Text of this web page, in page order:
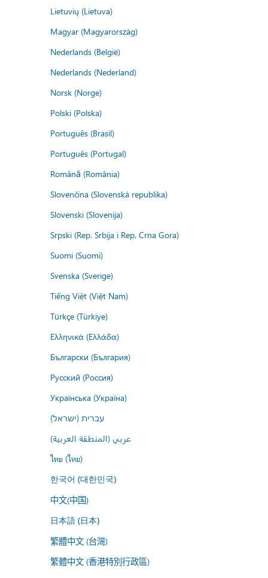
Lietuvių (Lietuva)
Magyar (Magyarország)
Nederlands (België)
Nederlands (Nederland)
Norsk (Norge)
Polski (Polska)
Português (Brasil)
Português (Portugal)
Română (România)
Slovenčina (Slovenská republika)
Slovenski (Slovenija)
Srpski (Rep. Srbija i Rep. Crna Gora)
Suomi (Suomi)
Svenska (Sverige)
Tiếng Việt (Việt Nam)
Türkçe (Türkiye)
Ελληνικά (Ελλάδα)
Български (България)
Русский (Россия)
Українська (Україна)
עברית (ישראל)
عربي (المنطقة العربية)
ไทย (ไทย)
한국어 (대한민국)
中文(中国)
日本語 (日本)
繁體中文 (台灣)
繁體中文 (香港特別行政區)